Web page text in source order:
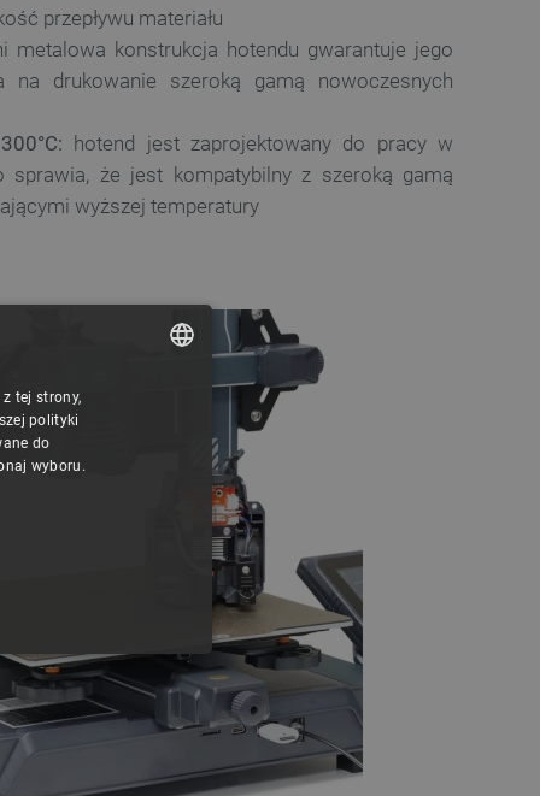
przepływu materiału
metalowa konstrukcja hotendu gwarantuje jego
na drukowanie szeroką gamą nowoczesnych
hotend jest zaprojektowany do pracy w
sprawia, że jest kompatybilny z szeroką gamą
wyższej temperatury
tej strony,
polityki
do
wyboru.